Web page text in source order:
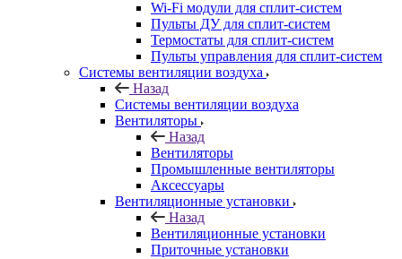
Wi-Fi модули для сплит-систем
Пульты ДУ для сплит-систем
Термостаты для сплит-систем
Пульты управления для сплит-систем
Системы вентиляции воздуха
Назад
Системы вентиляции воздуха
Вентиляторы
Назад
Вентиляторы
Промышленные вентиляторы
Аксессуары
Вентиляционные установки
Назад
Вентиляционные установки
Приточные установки